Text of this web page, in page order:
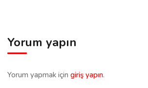
Yorum yapın
Yorum yapmak için giriş yapın.